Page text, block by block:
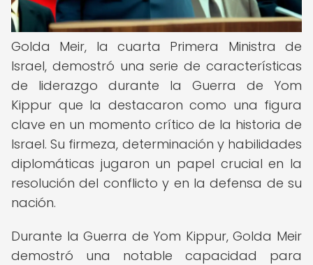
Golda Meir, la cuarta Primera Ministra de
Israel, demostró una serie de características
de liderazgo durante la Guerra de Yom
Kippur que la destacaron como una figura
clave en un momento crítico de la historia de
Israel. Su firmeza, determinación y habilidades
diplomáticas jugaron un papel crucial en la
resolución del conflicto y en la defensa de su
nación.
Durante la Guerra de Yom Kippur, Golda Meir
demostró una notable capacidad para